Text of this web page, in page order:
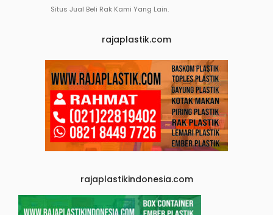
Situs Jual Beli Rak Kami Yang Lain.
rajaplastik.com
rajaplastikindonesia.com